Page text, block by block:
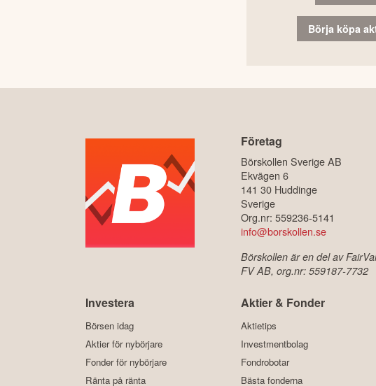
Börja köpa
Företag
Börskollen Sverige AB
Ekvägen 6
141 30 Huddinge
Sverige
Org.nr: 559236-5141
info@borskollen.se
Börskollen är en del av
FV AB, org.nr: 559187-7732
Investera
Börsen idag
Aktier för nybörjare
Fonder för nybörjare
Ränta på ränta
Aktier & Fonder
Aktietips
Investmentbolag
Fondrobotar
Bästa fonderna